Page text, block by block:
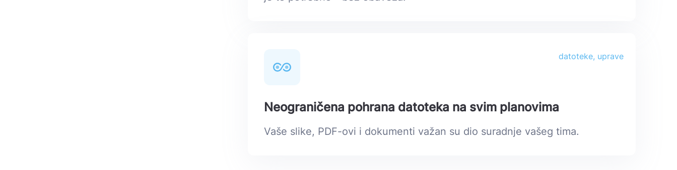
datoteke, uprave
Neograničena pohrana datoteka na svim planovima
Vaše slike, PDF-ovi i dokumenti važan su dio suradnje vašeg tima.